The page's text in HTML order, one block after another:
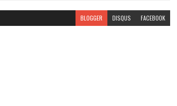
BLOGGER DISQUS FACEBOOK